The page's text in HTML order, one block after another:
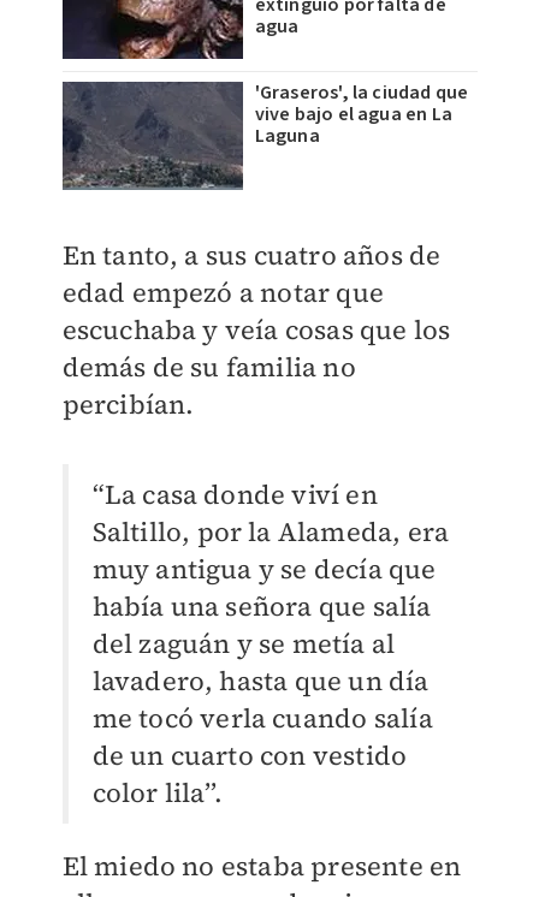
agua
'Graseros', la ciudad que
vive bajo el agua en La
Laguna
En tanto, a sus cuatro años de
edad empezó a notar que
escuchaba y veía cosas que los
demás de su familia no
percibían.
“La casa donde viví en
Saltillo, por la Alameda, era
muy antigua y se decía que
había una señora que salía
del zaguán y se metía al
lavadero, hasta que un día
me tocó verla cuando salía
de un cuarto con vestido
color lila’’.
El miedo no estaba presente en